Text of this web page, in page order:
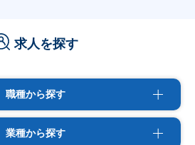
求人を探す
職種から探す
業種から探す